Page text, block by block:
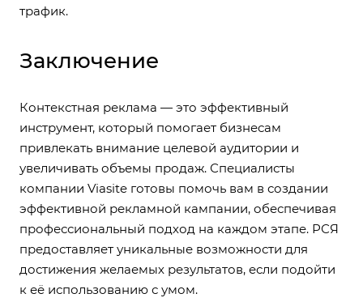
трафик.
Заключение
Контекстная реклама — это эффективный
инструмент, который помогает бизнесам
привлекать внимание целевой аудитории и
увеличивать объемы продаж. Специалисты
компании Viasite готовы помочь вам в создании
эффективной рекламной кампании, обеспечивая
профессиональный подход на каждом этапе. РСЯ
предоставляет уникальные возможности для
достижения желаемых результатов, если подойти
к её использованию с умом.